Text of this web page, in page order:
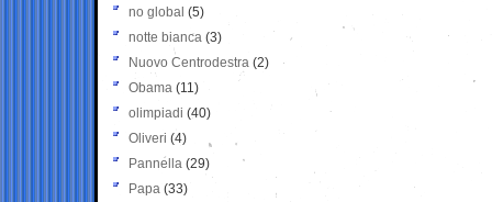
no global (5)
notte bianca (3)
Nuovo Centrodestra (2)
Obama (11)
olimpiadi (40)
Oliveri (4)
Pannella (29)
Papa (33)